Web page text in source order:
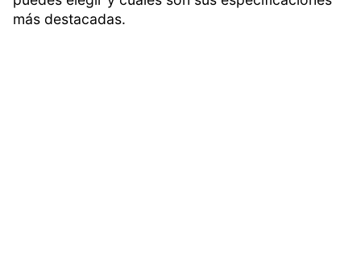
más destacadas.